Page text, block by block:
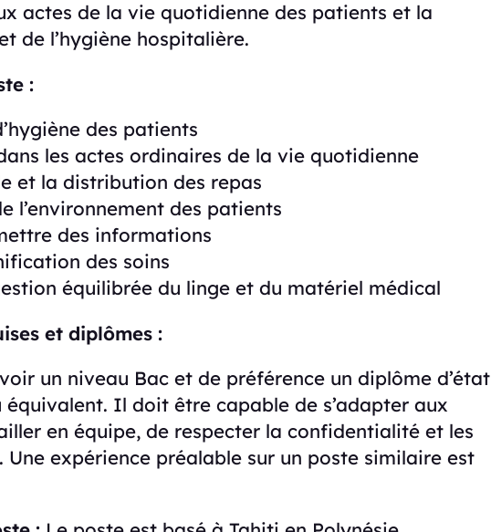
actes de la vie quotidienne des patients et la
de l’hygiène hospitalière.
:
des patients
les actes ordinaires de la vie quotidienne
et la distribution des repas
l’environnement des patients
des informations
des soins
équilibrée du linge et du matériel médical
et diplômes :
un niveau Bac et de préférence un diplôme d’état
équivalent. Il doit être capable de s’adapter aux
en équipe, de respecter la confidentialité et les
expérience préalable sur un poste similaire est